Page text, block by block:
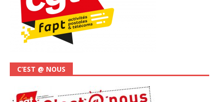
C’EST @ NOUS